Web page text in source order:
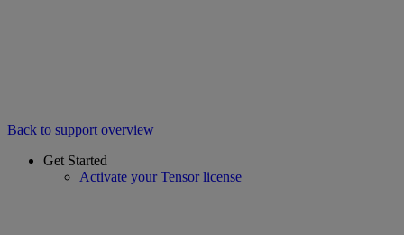
Back to support overview
Get Started
Activate your Tensor license